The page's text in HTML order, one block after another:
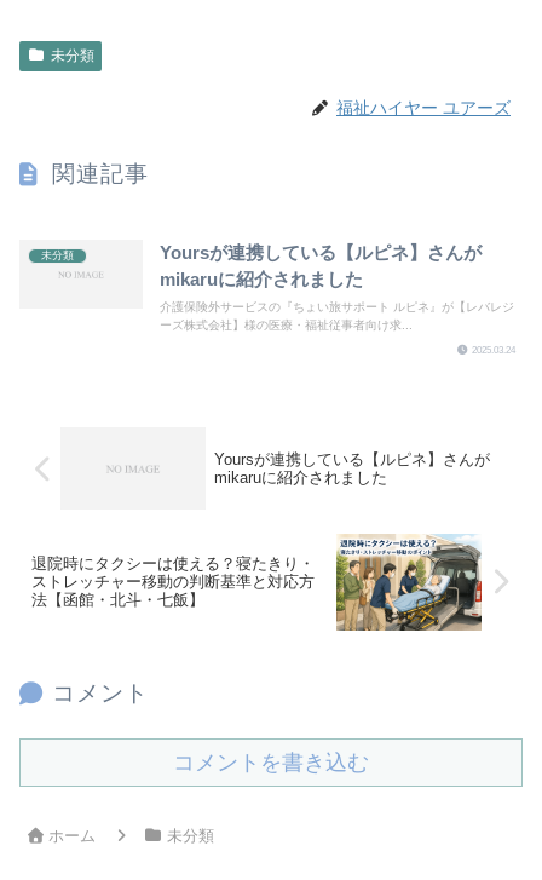
未分類
福祉ハイヤー ユアーズ
関連記事
未分類
Yoursが連携している【ルピネ】さんが
mikaruに紹介されました
介護保険外サービスの『ちょい旅サポート ルピネ』が【レバレジ
ーズ株式会社】様の医療・福祉従事者向け求...
2025.03.24
Yoursが連携している【ルピネ】さんが
mikaruに紹介されました
退院時にタクシーは使える？寝たきり・
ストレッチャー移動の判断基準と対応方
法【函館・北斗・七飯】
コメント
コメントを書き込む
ホーム 未分類